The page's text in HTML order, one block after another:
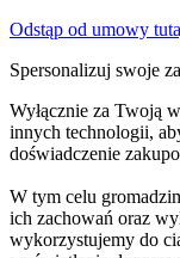
Odstąp od umowy
Spersonalizuj swoje
Wyłącznie za Twoją
innych technologii,
doświadczenie
W tym celu
ich zachowań oraz
wykorzystujemy do